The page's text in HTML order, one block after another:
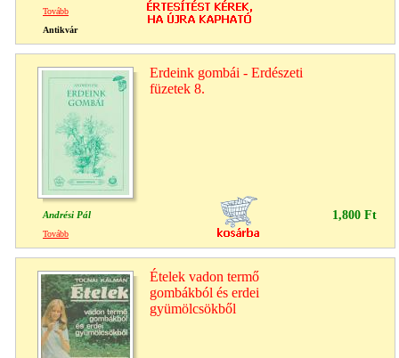
Tovább
Antikvár
Erdeink gombái - Erdészeti
füzetek 8.
Andrési Pál 1,800 Ft
Tovább
Ételek vadon termő
gombákból és erdei
gyümölcsökből